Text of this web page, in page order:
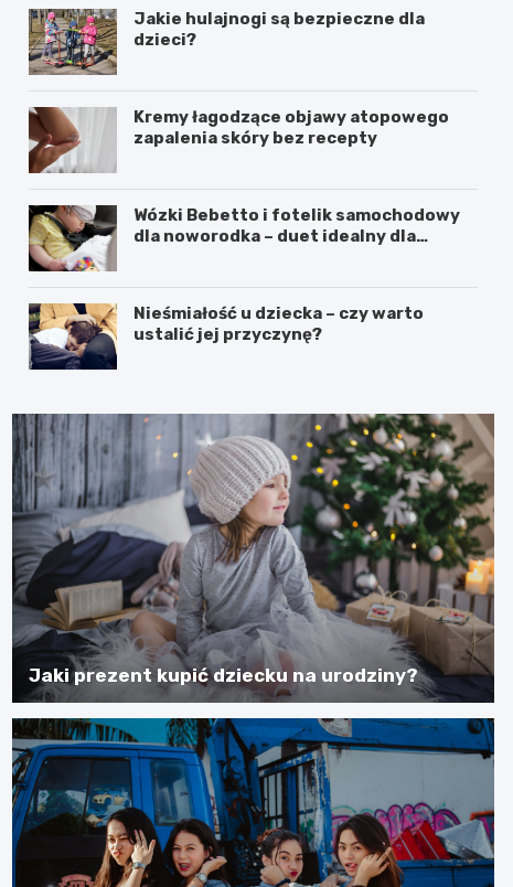
Jakie hulajnogi są bezpieczne dla
dzieci?
Kremy łagodzące objawy atopowego
zapalenia skóry bez recepty
Wózki Bebetto i fotelik samochodowy
dla noworodka – duet idealny dla
Nieśmiałość u dziecka – czy warto
ustalić jej przyczynę?
Jaki prezent kupić dziecku na urodziny?